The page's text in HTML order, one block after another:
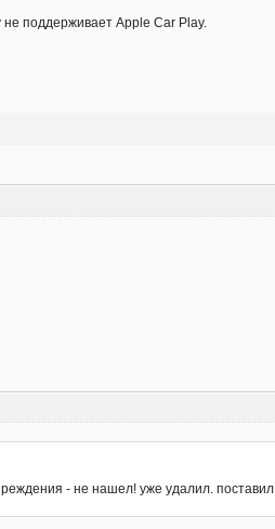
поддерживает Apple Car Play.
- не нашел! уже удалил. поставил